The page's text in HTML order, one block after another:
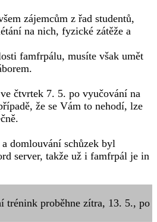
zájemcům z řad studentů,
na nich, fyzické zátěže a
famfrpálu, musíte však umět
čtvrtek 7. 5. po vyučování na
že se Vám to nehodí, lze
domlouvání schůzek byl
server, takže už i famfrpál je in
trénink proběhne zítra, 13. 5., po